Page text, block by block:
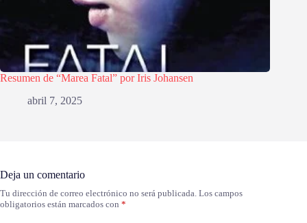
Resumen de “Marea Fatal” por Iris Johansen
abril 7, 2025
Deja un comentario
Tu dirección de correo electrónico no será publicada. Los campos
obligatorios están marcados con *